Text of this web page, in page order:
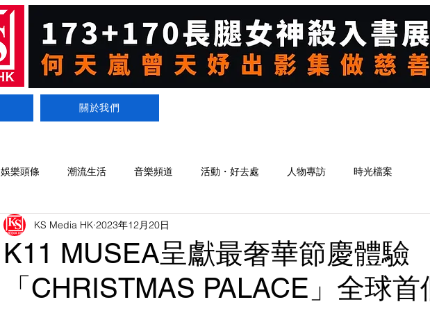
關於我們
娛樂頭條 潮流生活 音樂頻道 活動・好去處 人物專訪 時光檔案
K11 MUSEA呈獻最奢華節慶體驗
「CHRISTMAS PALACE」全球首
KS Media HK 2023年12月20日